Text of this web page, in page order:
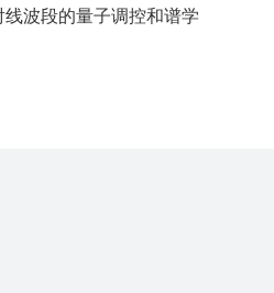
线波段的量子调控和谱学